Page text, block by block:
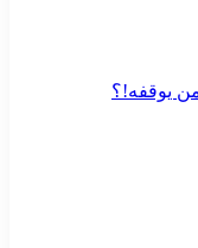
يوقفه!؟